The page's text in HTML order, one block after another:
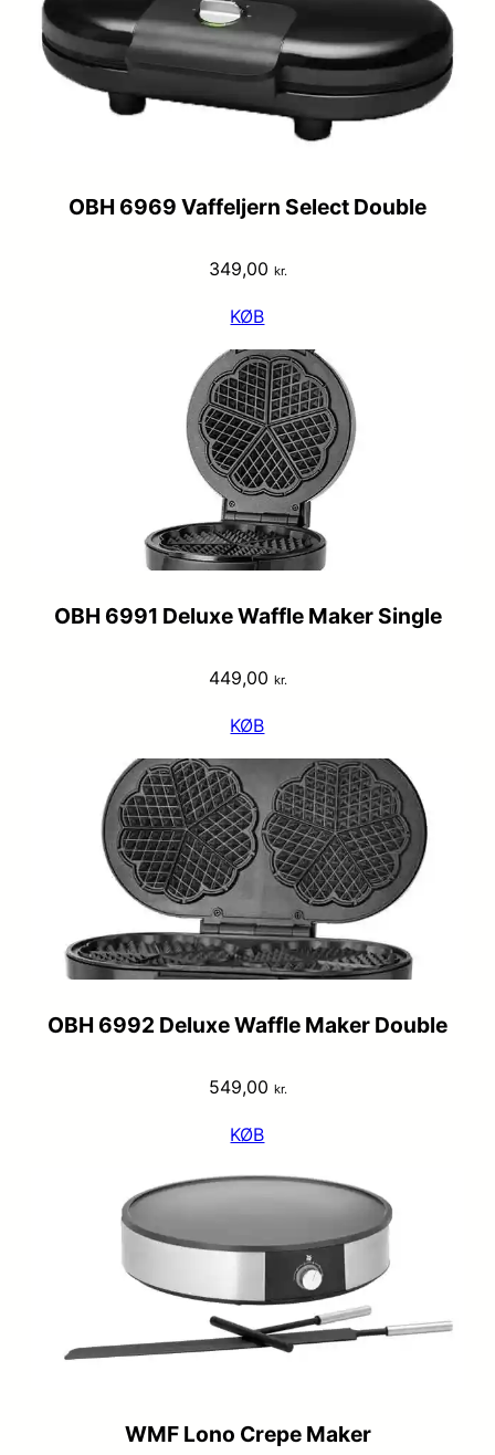
OBH 6969 Vaffeljern Select Double
349,00 kr.
KØB
OBH 6991 Deluxe Waffle Maker Single
449,00 kr.
KØB
OBH 6992 Deluxe Waffle Maker Double
549,00 kr.
KØB
WMF Lono Crepe Maker